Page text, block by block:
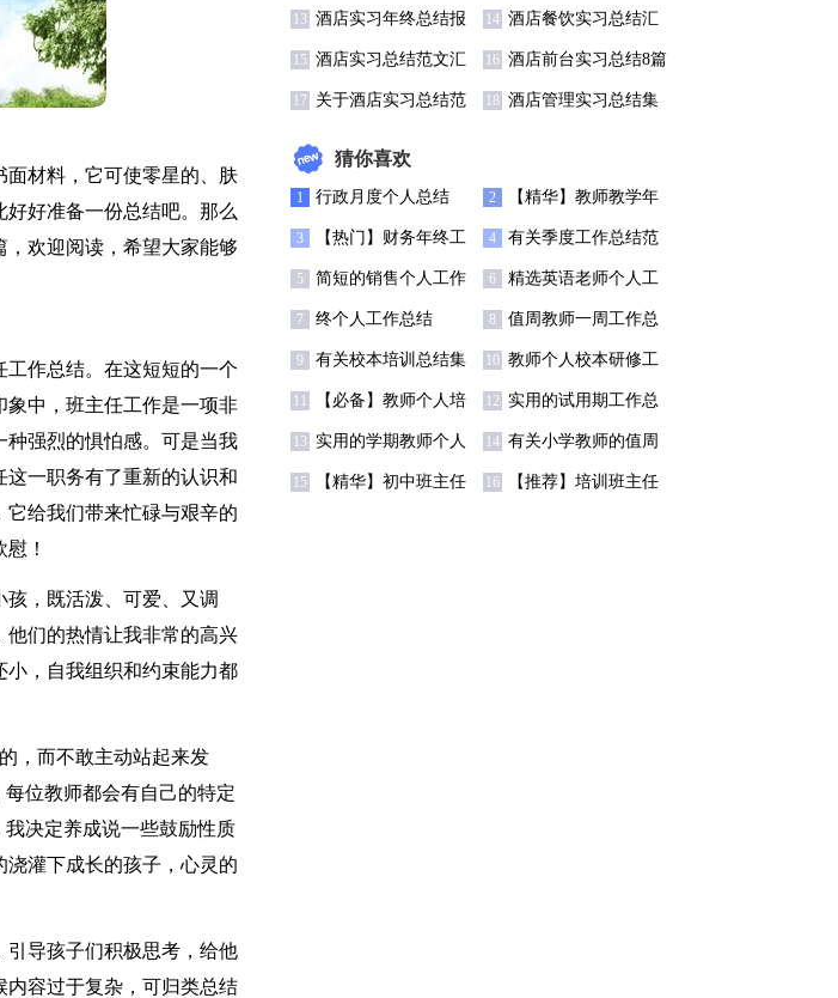
面材料，它可使零星的、肤
好准备一份总结吧。那么
欢迎阅读，希望大家能够
作总结。在这短短的一个
象中，班主任工作是一项非
强烈的惧怕感。可是当我
一职务有了重新的认识和
给我们带来忙碌与艰辛的
！
，既活泼、可爱、又调
他们的热情让我非常的高兴
，自我组织和约束能力都
，而不敢主动站起来发
位教师都会有自己的特定
决定养成说一些鼓励性质
灌下成长的孩子，心灵的
导孩子们积极思考，给他
容过于复杂，可归类总结
习总结三篇 告三篇
13 酒店实习年终总结报
告通用范例
14 酒店餐饮实习总结汇
编5篇
15 酒店实习总结范文汇
编9篇
16 酒店前台实习总结8篇
17 关于酒店实习总结范 18 酒店管理实习总结集
猜你喜欢
1 行政月度个人总结 2 【精华】教师教学年
度总结3篇
3 【热门】财务年终工
作总结锦集六篇
4 有关季度工作总结范
文汇总九篇
5 简短的销售个人工作
总结
6 精选英语老师个人工
作总结范文
7 终个人工作总结 8 值周教师一周工作总
结锦集4篇
9 有关校本培训总结集
合7篇
10 教师个人校本研修工
作总结(15篇)
11 【必备】教师个人培
训总结模板八篇
12 实用的试用期工作总
结范文汇总八篇
13 实用的学期教师个人
总结三篇
14 有关小学教师的值周
工作总结4篇
15 【精华】初中班主任 16 【推荐】培训班主任